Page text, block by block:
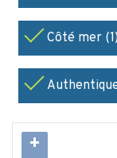
Côté mer (1)
+